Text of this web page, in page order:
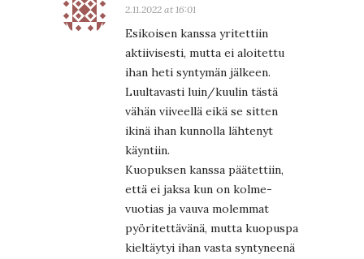
2.11.2022 at 16:01
Esikoisen kanssa yritettiin
aktiivisesti, mutta ei aloitettu
ihan heti syntymän jälkeen.
Luultavasti luin/kuulin tästä
vähän viiveellä eikä se sitten
ikinä ihan kunnolla lähtenyt
käyntiin.
Kuopuksen kanssa päätettiin,
että ei jaksa kun on kolme-
vuotias ja vauva molemmat
pyöritettävänä, mutta kuopuspa
kieltäytyi ihan vasta syntyneenä